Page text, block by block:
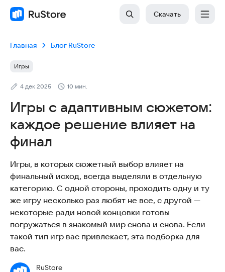
Скачать
Главная Блог RuStore
Игры
4 дек 2025 10 мин.
Игры с адаптивным сюжетом:
каждое решение влияет на
финал
Игры, в которых сюжетный выбор влияет на
финальный исход, всегда выделяли в отдельную
категорию. С одной стороны, проходить одну и ту
же игру несколько раз любят не все, с другой —
некоторые ради новой концовки готовы
погружаться в знакомый мир снова и снова. Если
такой тип игр вас привлекает, эта подборка для
вас.
RuStore